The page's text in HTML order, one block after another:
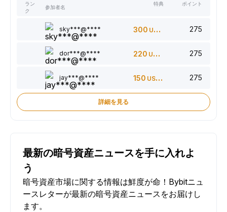
ラン
ク
参加者名
特典 ポイント
sky***@**** 300 USDT 275
dor***@**** 220 USDT 275
jay***@**** 150 USDT 275
詳細を見る
最新の暗号資産ニュースを手に入れよ
う
暗号資産市場に関する情報は鮮度が命！Bybitニュ
ースレターが最新の暗号資産ニュースをお届けし
ます。